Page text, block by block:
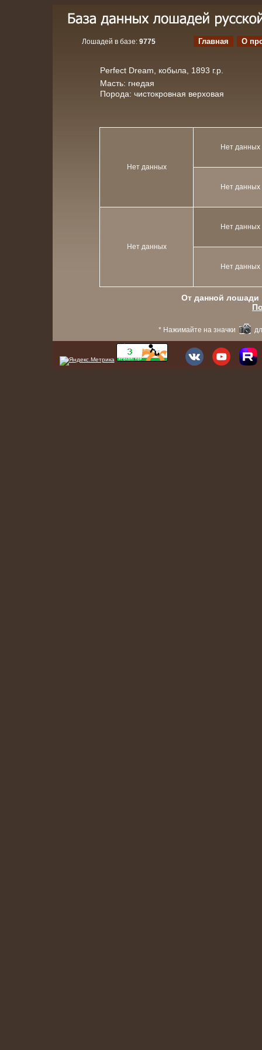
Лошадей в базе: 9775 Главная О
Perfect Dream, кобыла, 1893 г.р.
Масть: гнедая
Порода: чистокровная верховая
Нет данных
Нет данных
Нет данных
Нет данных
Нет данных
Нет данных
От данной лошади
* Нажимайте на значки